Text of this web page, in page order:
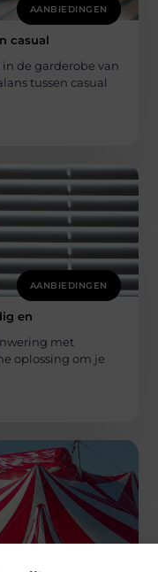
AANBIEDINGEN
casual
de garderobe van
tussen casual
AANBIEDINGEN
en
met
oplossing om je